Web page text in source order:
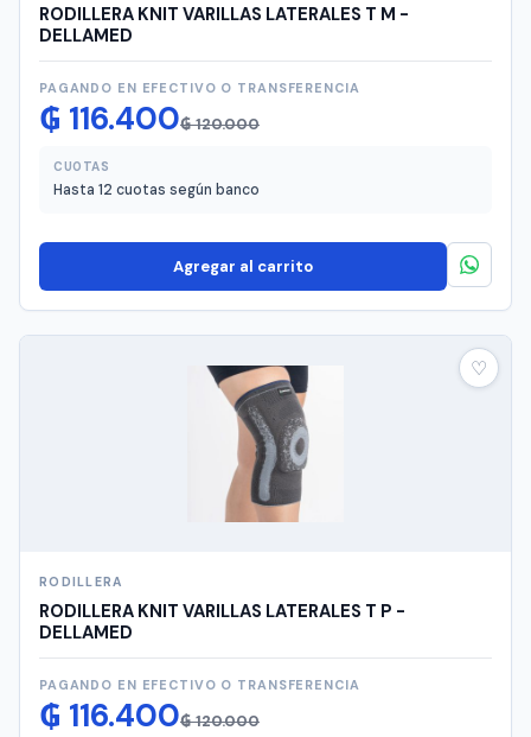
RODILLERA KNIT VARILLAS LATERALES T M -
DELLAMED
PAGANDO EN EFECTIVO O TRANSFERENCIA
₲120.000
El
original
₲ 120.000.
₲ 116.400
El
actual
₲ 116.400.
CUOTAS
Hasta 12 cuotas según banco
Agregar al carrito
♡
RODILLERA
RODILLERA KNIT VARILLAS LATERALES T P -
DELLAMED
PAGANDO EN EFECTIVO O TRANSFERENCIA
₲120.000
El
₲ 116.400
El